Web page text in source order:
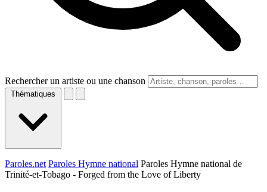
Rechercher un artiste ou une chanson
Thématiques
Paroles.net Paroles Hymne national Paroles Hymne national de
Trinité-et-Tobago - Forged from the Love of Liberty